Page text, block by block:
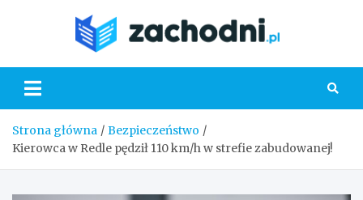
Strona główna
Bezpieczeństwo
Kierowca w Redle pędził 110 km/h w strefie zabudowanej!